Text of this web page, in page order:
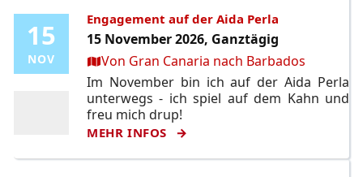
15
NOV
15
NOV
Engagement auf der Aida Perla
15 November 2026, Ganztägig
Ort:Von Gran Canaria nach Barbados
Im November bin ich auf der Aida Perla
unterwegs - ich spiel auf dem Kahn und
freu mich drup!
MEHR INFOS